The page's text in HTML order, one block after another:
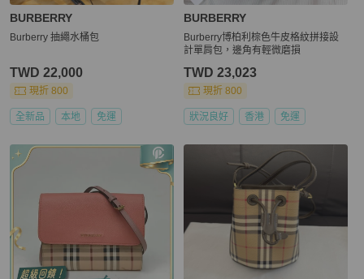
BURBERRY
Burberry 抽繩水桶包
TWD 22,000
現折 800
全新品 本地 免運
BURBERRY
Burberry博柏利棕色牛皮格紋拼接設
計單肩包，邊角有輕微磨損
TWD 23,023
現折 800
狀況良好 香港 免運